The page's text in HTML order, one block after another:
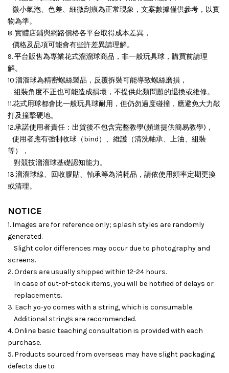
微小氣泡、色差、細微刮痕為正常現象，文案數據僅供參考，以實
物為準。
8. 實體店鋪與網路價格各平台取得成本差異，
價格及品項可能會有些許差異請理解。
9. 平台販售為專業花式溜溜球商品，非一般玩具球，購買前請理
解。
10.溜溜球為精密螺絲製品，反覆拆裝可能導致螺絲磨損，
組裝角度不正也可能造成損壞， 不提供此類問題的退換或維修。
11.花式用球都會比一般玩具球耐用，但仍勿過度碰撞，應避免大力敲
打及撞擊硬地。
12.承諾使用者責任：出貨後不包含完整教學(頻道提供簡易教學)，
使用者應有強制收球（bind）、維護（清洗軸承、上油、組裝
等），
對競技溜溜球基礎認知能力。
13.溜溜球線、回收膠貼、軸承等為消耗品，請依使用頻率定期更換
或清理。
NOTICE
1. Images are for reference only; splash styles are randomly
generated.
Slight color differences may occur due to photography and
screens.
2. Orders are usually shipped within 12-24 hours.
In case of out-of-stock items, you will be notified of delays or
replacements.
3. Each yo-yo comes with a string, which is consumable.
Additional strings are recommended.
4. Online basic teaching consultation is provided with each
purchase.
5. Products sourced from overseas may have slight packaging
defects due to